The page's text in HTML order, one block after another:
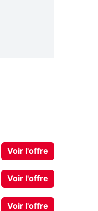
Voir l'offre
Voir l'offre
Voir l'offre